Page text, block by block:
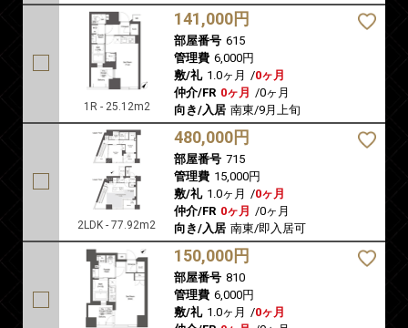
1R - 25.12m2
141,000円
部屋番号 615
管理費 6,000円
敷/礼 1.0ヶ月 /0ヶ月
仲介/FR 0ヶ月 /0ヶ月
向き/入居 南東/9月上旬
2LDK - 77.92m2
480,000円
部屋番号 715
管理費 15,000円
敷/礼 1.0ヶ月 /0ヶ月
仲介/FR 0ヶ月 /0ヶ月
向き/入居 南東/即入居可
150,000円
部屋番号 810
管理費 6,000円
敷/礼 1.0ヶ月 /0ヶ月